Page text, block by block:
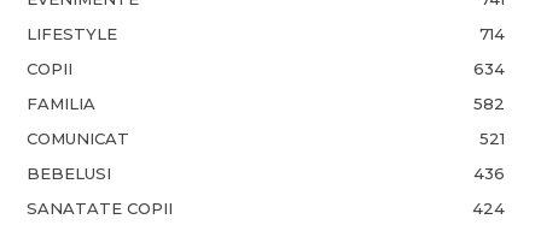
LIFESTYLE
714
COPII
634
FAMILIA
582
COMUNICAT
521
BEBELUSI
436
SANATATE COPII
424